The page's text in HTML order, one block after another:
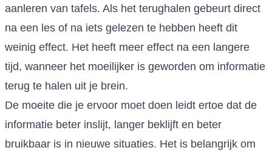
aanleren van tafels. Als het terughalen gebeurt direct
na een les of na iets gelezen te hebben heeft dit
weinig effect. Het heeft meer effect na een langere
tijd, wanneer het moeilijker is geworden om informatie
terug te halen uit je brein.
De moeite die je ervoor moet doen leidt ertoe dat de
informatie beter inslijt, langer beklijft en beter
bruikbaar is in nieuwe situaties. Het is belangrijk om